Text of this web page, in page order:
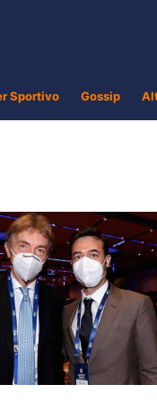
Sportivo Gossip